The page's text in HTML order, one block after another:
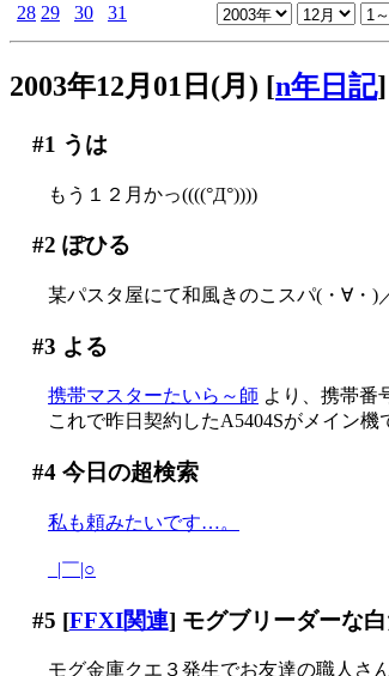
28 29 30 31
2003年12月01日(月) [n年日記]
#1 うは
もう１２月かっ((((°Д°))))
#2 ぽひる
某パスタ屋にて和風きのこスパ(・∀・)
#3 よる
携帯マスターたいら～師 より、携帯番
これで昨日契約したA5404Sがメイン機
#4今日の超検索
私も頼みたいです…。
_|￣|○
#5 [FFXI関連] モグブリーダーな
モグ金庫クエ３発生でお友達の職人さ